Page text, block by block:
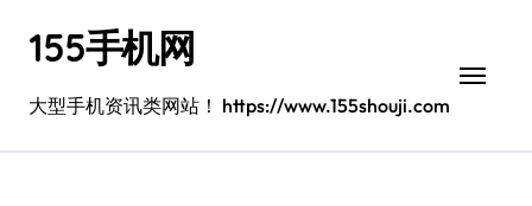
155手机网
大型手机资讯类网站！ https://www.155shouji.com